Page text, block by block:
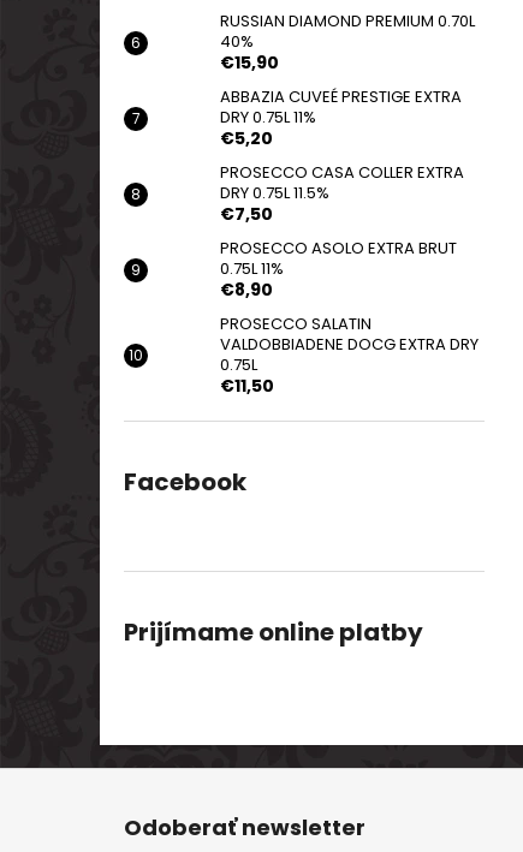
RUSSIAN DIAMOND PREMIUM 0.70L
40%
€15,90
ABBAZIA CUVEÉ PRESTIGE EXTRA
DRY 0.75L 11%
€5,20
PROSECCO CASA COLLER EXTRA
DRY 0.75L 11.5%
€7,50
PROSECCO ASOLO EXTRA BRUT
0.75L 11%
€8,90
PROSECCO SALATIN
VALDOBBIADENE DOCG EXTRA DRY
0.75L
€11,50
Facebook
Prijímame online platby
Z
Odoberať newsletter